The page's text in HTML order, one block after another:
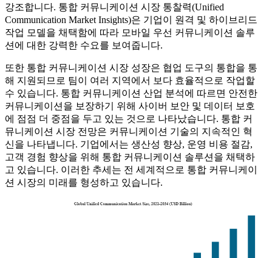
강조합니다. 통합 커뮤니케이션 시장 통찰력(Unified
Communication Market Insights)은 기업이 원격 및 하이브리드
작업 모델을 채택함에 따라 모바일 우선 커뮤니케이션 솔루
션에 대한 강력한 수요를 보여줍니다.
또한 통합 커뮤니케이션 시장 성장은 협업 도구의 통합을 통
해 지원되므로 팀이 여러 지역에서 보다 효율적으로 작업할
수 있습니다. 통합 커뮤니케이션 산업 분석에 따르면 안전한
커뮤니케이션을 보장하기 위해 사이버 보안 및 데이터 보호
에 점점 더 중점을 두고 있는 것으로 나타났습니다. 통합 커
뮤니케이션 시장 전망은 커뮤니케이션 기술의 지속적인 혁
신을 나타냅니다. 기업에서는 생산성 향상, 운영 비용 절감,
고객 경험 향상을 위해 통합 커뮤니케이션 솔루션을 채택하
고 있습니다. 이러한 추세는 전 세계적으로 통합 커뮤니케이
션 시장의 미래를 형성하고 있습니다.